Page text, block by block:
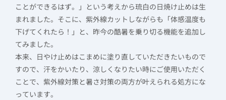
ことができるはず。」という考えから琉白の日焼け止めは生
まれました。そこに、紫外線カットしながらも「体感温度も
下げてくれたら！」と、昨今の酷暑を乗り切る機能を追加し
てみました。
本来、日やけ止めはこまめに塗り直していただきたいもので
すので、汗をかいたり、涼しくなりたい時にご使用いただく
ことで、紫外線対策と暑さ対策の両方が叶えられる処方にな
っています。